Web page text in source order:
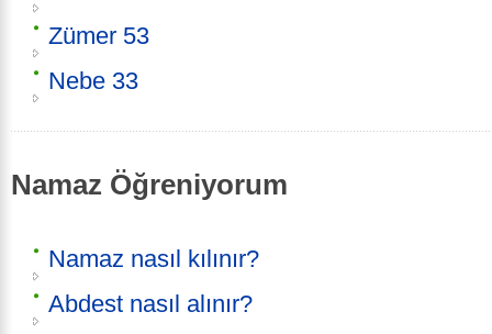
Zümer 53
Nebe 33
Namaz Öğreniyorum
Namaz nasıl kılınır?
Abdest nasıl alınır?